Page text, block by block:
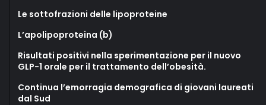
Le sottofrazioni delle lipoproteine
L’apolipoproteina (b)
Risultati positivi nella sperimentazione per il nuovo
GLP-1 orale per il trattamento dell’obesità.
Continua l’emorragia demografica di giovani laureati
dal Sud